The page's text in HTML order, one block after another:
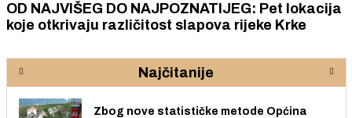
OD NAJVIŠEG DO NAJPOZNATIJEG: Pet lokacija
koje otkrivaju različitost slapova rijeke Krke
Najčitanije
Zbog nove statističke metode Općina